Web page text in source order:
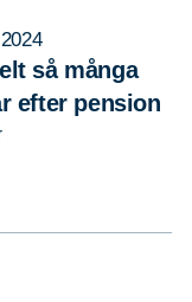
så många
efter pension